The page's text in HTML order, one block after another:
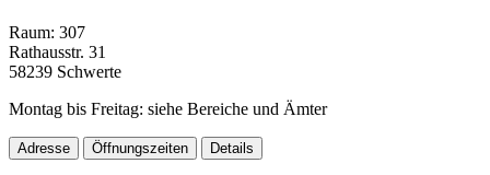
Raum: 307
Rathausstr. 31
58239 Schwerte
Montag bis Freitag: siehe Bereiche und Ämter
Adresse Öffnungszeiten Details